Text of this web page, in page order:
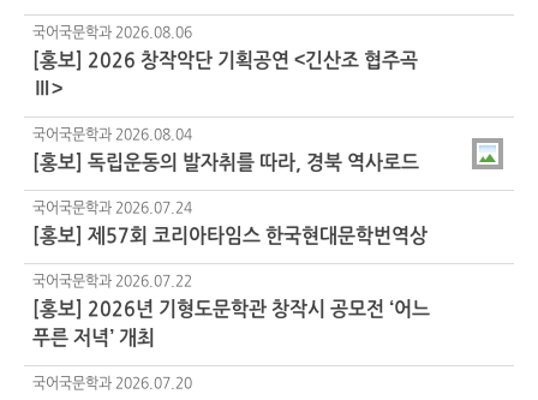
국어국문학과 2026.08.06
[홍보] 2026 창작악단 기획공연 <긴산조 협주곡
Ⅲ>
국어국문학과 2026.08.04
[홍보] 독립운동의 발자취를 따라, 경북 역사로드
국어국문학과 2026.07.24
[홍보] 제57회 코리아타임스 한국현대문학번역상
국어국문학과 2026.07.22
[홍보] 2026년 기형도문학관 창작시 공모전 ‘어느
푸른 저녁’ 개최
국어국문학과 2026.07.20